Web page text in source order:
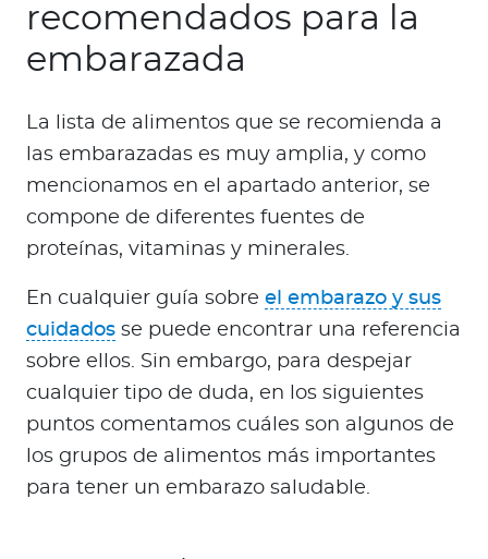
recomendados para la
embarazada
La lista de alimentos que se recomienda a
las embarazadas es muy amplia, y como
mencionamos en el apartado anterior, se
compone de diferentes fuentes de
proteínas, vitaminas y minerales.
En cualquier guía sobre el embarazo y sus
cuidados se puede encontrar una referencia
sobre ellos. Sin embargo, para despejar
cualquier tipo de duda, en los siguientes
puntos comentamos cuáles son algunos de
los grupos de alimentos más importantes
para tener un embarazo saludable.